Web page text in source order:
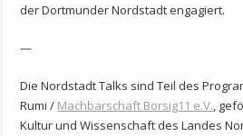
der Dortmunder Nordstadt engagiert.
—
Die Nordstadt Talks sind Teil des
Rumi / Machbarschaft Borsig11 e.V.,
Kultur und Wissenschaft des Landes